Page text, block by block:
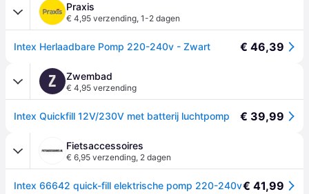
Praxis
€ 4,95 verzending, 1-2 dagen
Intex Herlaadbare Pomp 220-240v - Zwart € 46,39
Z Zwembad
€ 4,95 verzending
Intex Quickfill 12V/230V met batterij luchtpomp € 39,99
Fietsaccessoires
€ 6,95 verzending, 2 dagen
Intex 66642 quick-fill elektrische pomp 220-240v€ 41,99